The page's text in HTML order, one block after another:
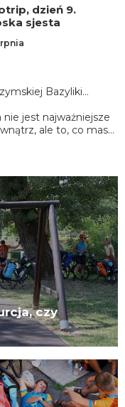
dzień 9.
sjesta
Bazyliki
nie jest najważniejsze
ale to, co masz
siła do
czy